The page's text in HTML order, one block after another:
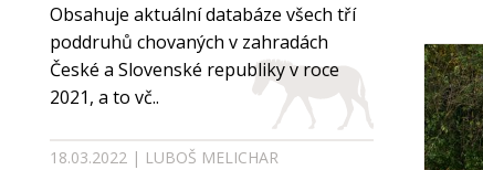
Obsahuje aktuální databáze všech tří
poddruhů chovaných v zahradách
České a Slovenské republiky v roce
2021, a to vč..
18.03.2022 | LUBOŠ MELICHAR